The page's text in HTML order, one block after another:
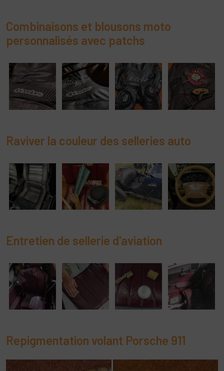
Combinaisons et blousons moto
personnalisés avec patchs
Raviver la couleur des selleries auto
Entretien de sellerie d'aviation
Repigmentation volant Porsche 911